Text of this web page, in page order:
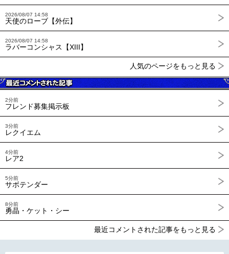
2026/08/07 14:58
天使のローブ【外伝】
2026/08/07 14:58
ラバーコンシャス【XIII】
人気のページをもっと見る
2分前
フレンド募集掲示板
3分前
レクイエム
4分前
レア2
5分前
サボテンダー
8分前
勇晶・ケット・シー
最近コメントされた記事をもっと見る